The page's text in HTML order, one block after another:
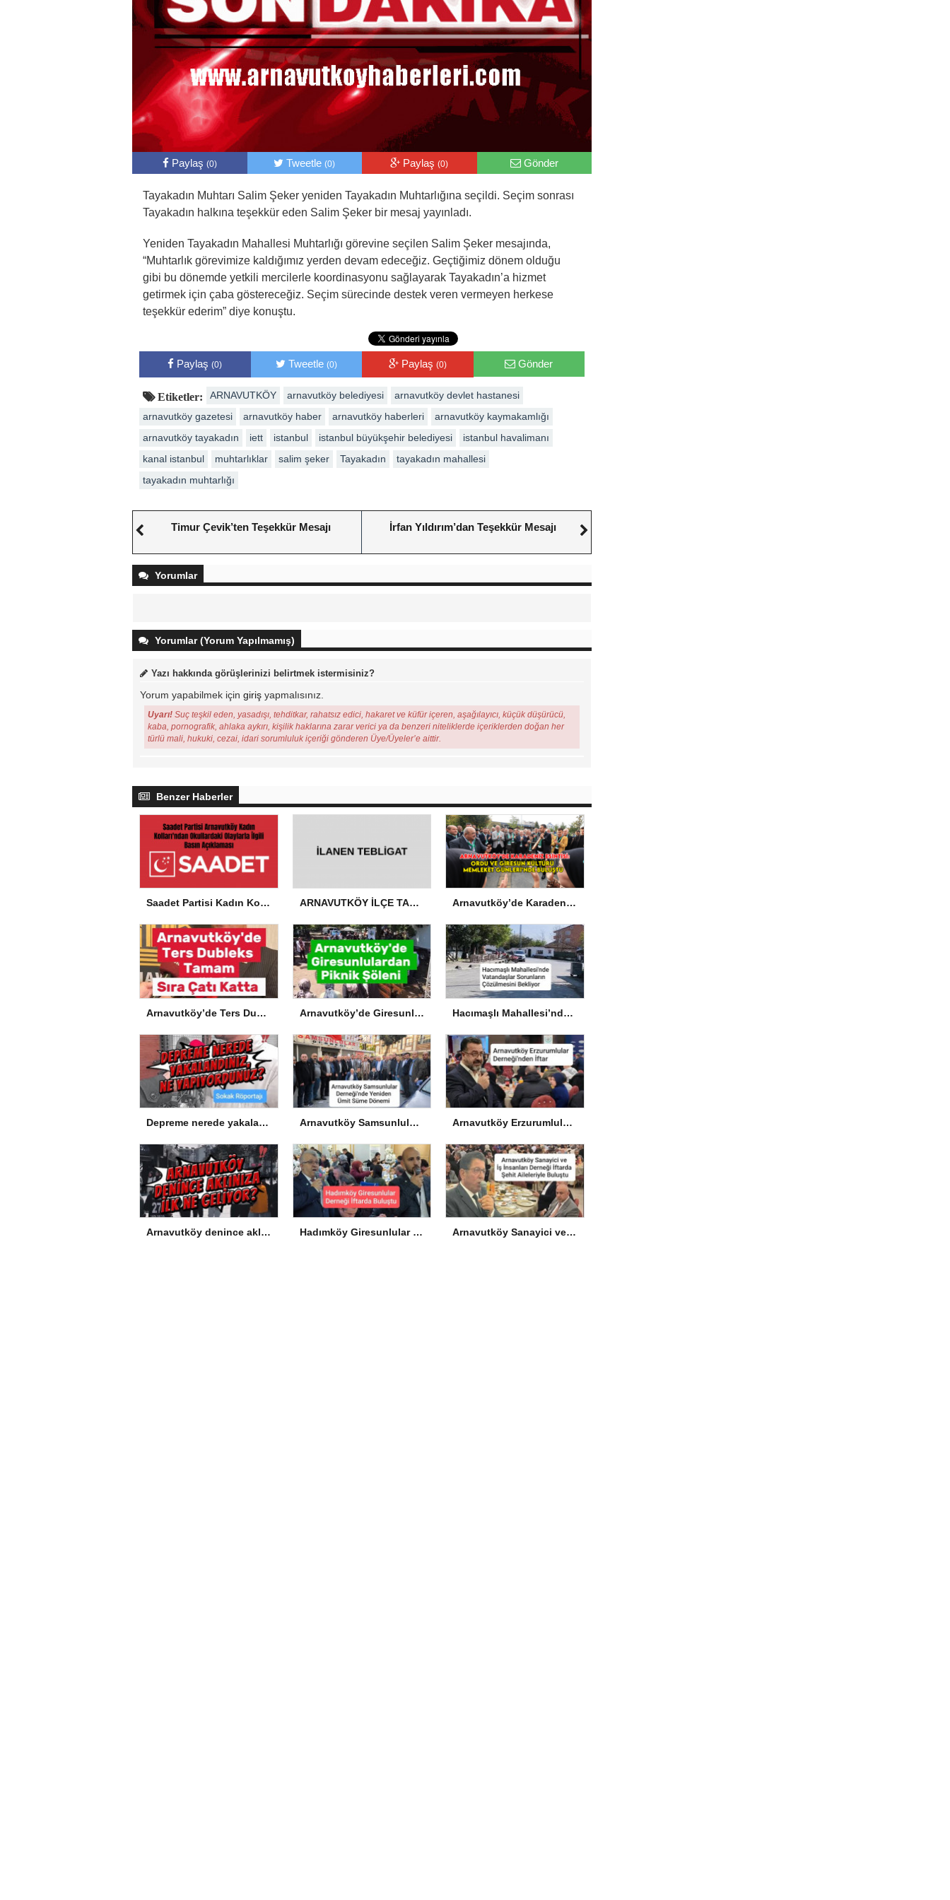
Paylaş (0) Tweetle(0) Paylaş(0) Gönder
Tayakadın Muhtarı Salim Şeker yeniden Tayakadın Muhtarlığına seçildi. Seçim sonrası
Tayakadın halkına teşekkür eden Salim Şeker bir mesaj yayınladı.
Yeniden Tayakadın Mahallesi Muhtarlığı görevine seçilen Salim Şeker mesajında,
“Muhtarlık görevimize kaldığımız yerden devam edeceğiz. Geçtiğimiz dönem olduğu
gibi bu dönemde yetkili mercilerle koordinasyonu sağlayarak Tayakadın’a hizmet
getirmek için çaba göstereceğiz. Seçim sürecinde destek veren vermeyen herkese
teşekkür ederim” diye konuştu.
Paylaş(0) Tweetle (0) Paylaş (0) Gönder
Etiketler: ARNAVUTKÖY arnavutköy belediyesi
arnavutköy devlet hastanesi
arnavutköy gazetesi
arnavutköy haber arnavutköy haberleri
arnavutköy kaymakamlığı
arnavutköy tayakadın
iett istanbul istanbul büyükşehir belediyesi
istanbul havalimanı
kanal istanbul
muhtarlıklar salim şeker Tayakadın
tayakadın mahallesi
tayakadın muhtarlığı
Timur Çevik’ten Teşekkür Mesajı İrfan Yıldırım’dan Teşekkür Mesajı
Yorumlar
Yorumlar (Yorum Yapılmamış)
Yazı hakkında görüşlerinizi belirtmek istermisiniz?
Yorum yapabilmek için giriş yapmalısınız.
Uyarı! Suç teşkil eden, yasadışı, tehditkar, rahatsız edici, hakaret ve küfür içeren, aşağılayıcı, küçük düşürücü,
kaba, pornografik, ahlaka aykırı, kişilik haklarına zarar verici ya da benzeri niteliklerde içeriklerden doğan her
türlü mali, hukuki, cezai, idari sorumluluk içeriği gönderen Üye/Üyeler’e aittir.
Benzer Haberler
Saadet Partisi Kadın Kolları’ndan Okullardaki Olaylarla İlgili Basın Açıklaması ARNAVUTKÖY İLÇE TARIM VE ORMAN MÜDÜRLÜĞÜ’NDEN İLANEN TEBLİGAT Arnavutköy’de Karadeniz Esintisi: Ordu ve Giresun Kültürü Memleket Günleri’nde Buluştu
Arnavutköy’de Ters Dubleks Tamam, Sıra Çatı Katta Arnavutköy’de Giresunlulardan Piknik Şöleni Hacımaşlı Mahallesi’nde Vatandaşlar Sorunların Çözülmesini Bekliyor
Depreme nerede yakalandınız, ne yapıyordunuz? Arnavutköy Samsunlular Derneği’nde Yeniden Ümit Süme Dönemi Arnavutköy Erzurumlular Derneği’nden İftar
Arnavutköy denince aklınıza ilk ne geliyor? Hadımköy Giresunlular Derneği İftarda Buluştu Arnavutköy Sanayici ve İş İnsanları Derneği İftarda Şehit Aileleriyle Buluştu